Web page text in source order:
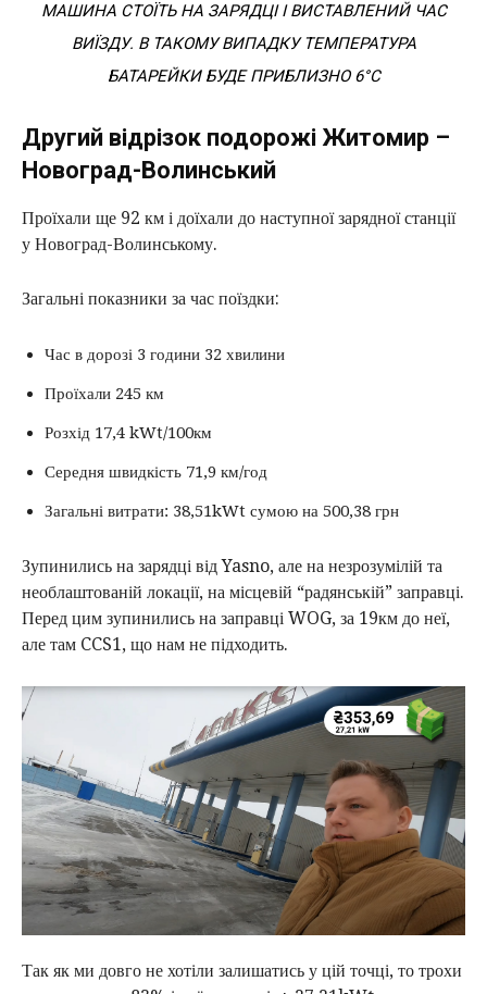
МАШИНА СТОЇТЬ НА ЗАРЯДЦІ І ВИСТАВЛЕНИЙ ЧАС
ВИЇЗДУ. В ТАКОМУ ВИПАДКУ ТЕМПЕРАТУРА
БАТАРЕЙКИ БУДЕ ПРИБЛИЗНО 6°C
Другий відрізок подорожі Житомир –
Новоград-Волинський
Проїхали ще 92 км і доїхали до наступної зарядної станції
у Новоград-Волинському.
Загальні показники за час поїздки:
Час в дорозі 3 години 32 хвилини
Проїхали 245 км
Розхід 17,4 kWt/100км
Середня швидкість 71,9 км/год
Загальні витрати: 38,51kWt сумою на 500,38 грн
Зупинились на зарядці від Yasno, але на незрозумілій та
необлаштованій локації, на місцевій “радянській” заправці.
Перед цим зупинились на заправці WOG, за 19км до неї,
але там CCS1, що нам не підходить.
Так як ми довго не хотіли залишатись у цій точці, то трохи